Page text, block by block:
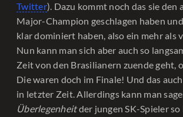
Twitter). Dazu kommt noch das sie den
Major-Champion geschlagen haben
klar dominiert haben, also ein mehr als
Nun kann man sich aber auch so
Zeit von den Brasilianern zuende geht,
Die waren doch im Finale! Und das
in letzter Zeit. Allerdings kann man
Überlegenheitder jungen SK-Spieler so